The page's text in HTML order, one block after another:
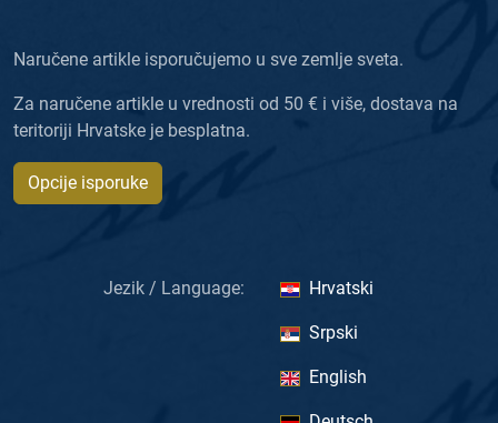
Naručene artikle isporučujemo u sve zemlje sveta.
Za naručene artikle u vrednosti od 50 € i više, dostava na
teritoriji Hrvatske je besplatna.
Opcije isporuke
Jezik / Language: Hrvatski
Srpski
English